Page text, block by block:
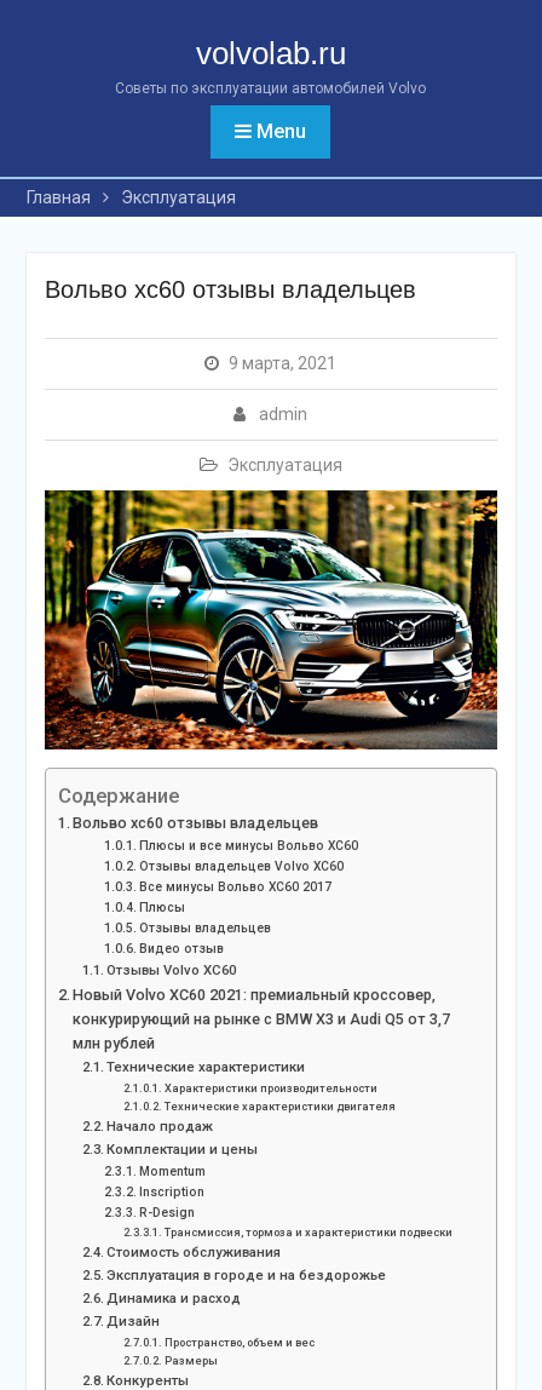
volvolab.ru
Советы по эксплуатации автомобилей Volvo
Menu
Главная Эксплуатация
Вольво хс60 отзывы владельцев
9 марта, 2021
admin
Эксплуатация
Содержание
Вольво хс60 отзывы владельцев
Плюсы и все минусы Вольво ХС60
Отзывы владельцев Volvo XC60
Все минусы Вольво ХС60 2017
Плюсы
Отзывы владельцев
Видео отзыв
Отзывы Volvo XC60
Новый Volvo XC60 2021: премиальный кроссовер,
конкурирующий на рынке с BMW X3 и Audi Q5 от 3,7
млн рублей
Технические характеристики
Характеристики производительности
Технические характеристики двигателя
Начало продаж
Комплектации и цены
Momentum
Inscription
R-Design
Трансмиссия, тормоза и характеристики подвески
Стоимость обслуживания
Эксплуатация в городе и на бездорожье
Динамика и расход
Дизайн
Пространство, объем и вес
Размеры
Конкуренты